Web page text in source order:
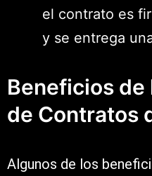
el contrato es
y se entrega
Beneficios de
de Contratos
Algunos de los